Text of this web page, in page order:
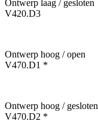
Ontwerp laag / gesloten
V420.D3
Ontwerp hoog / open
V470.D1 *
Ontwerp hoog / gesloten
V470.D2 *